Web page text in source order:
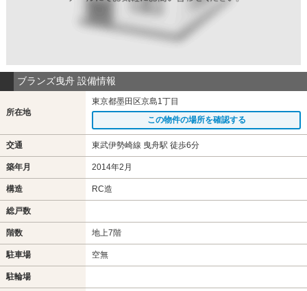
ブランズ曳舟 設備情報
所在地
東京都墨田区京島1丁目
この物件の場所を確認する
交通 東武伊勢崎線 曳舟駅 徒歩6分
築年月 2014年2月
構造 RC造
総戸数
階数 地上7階
駐車場 空無
駐輪場